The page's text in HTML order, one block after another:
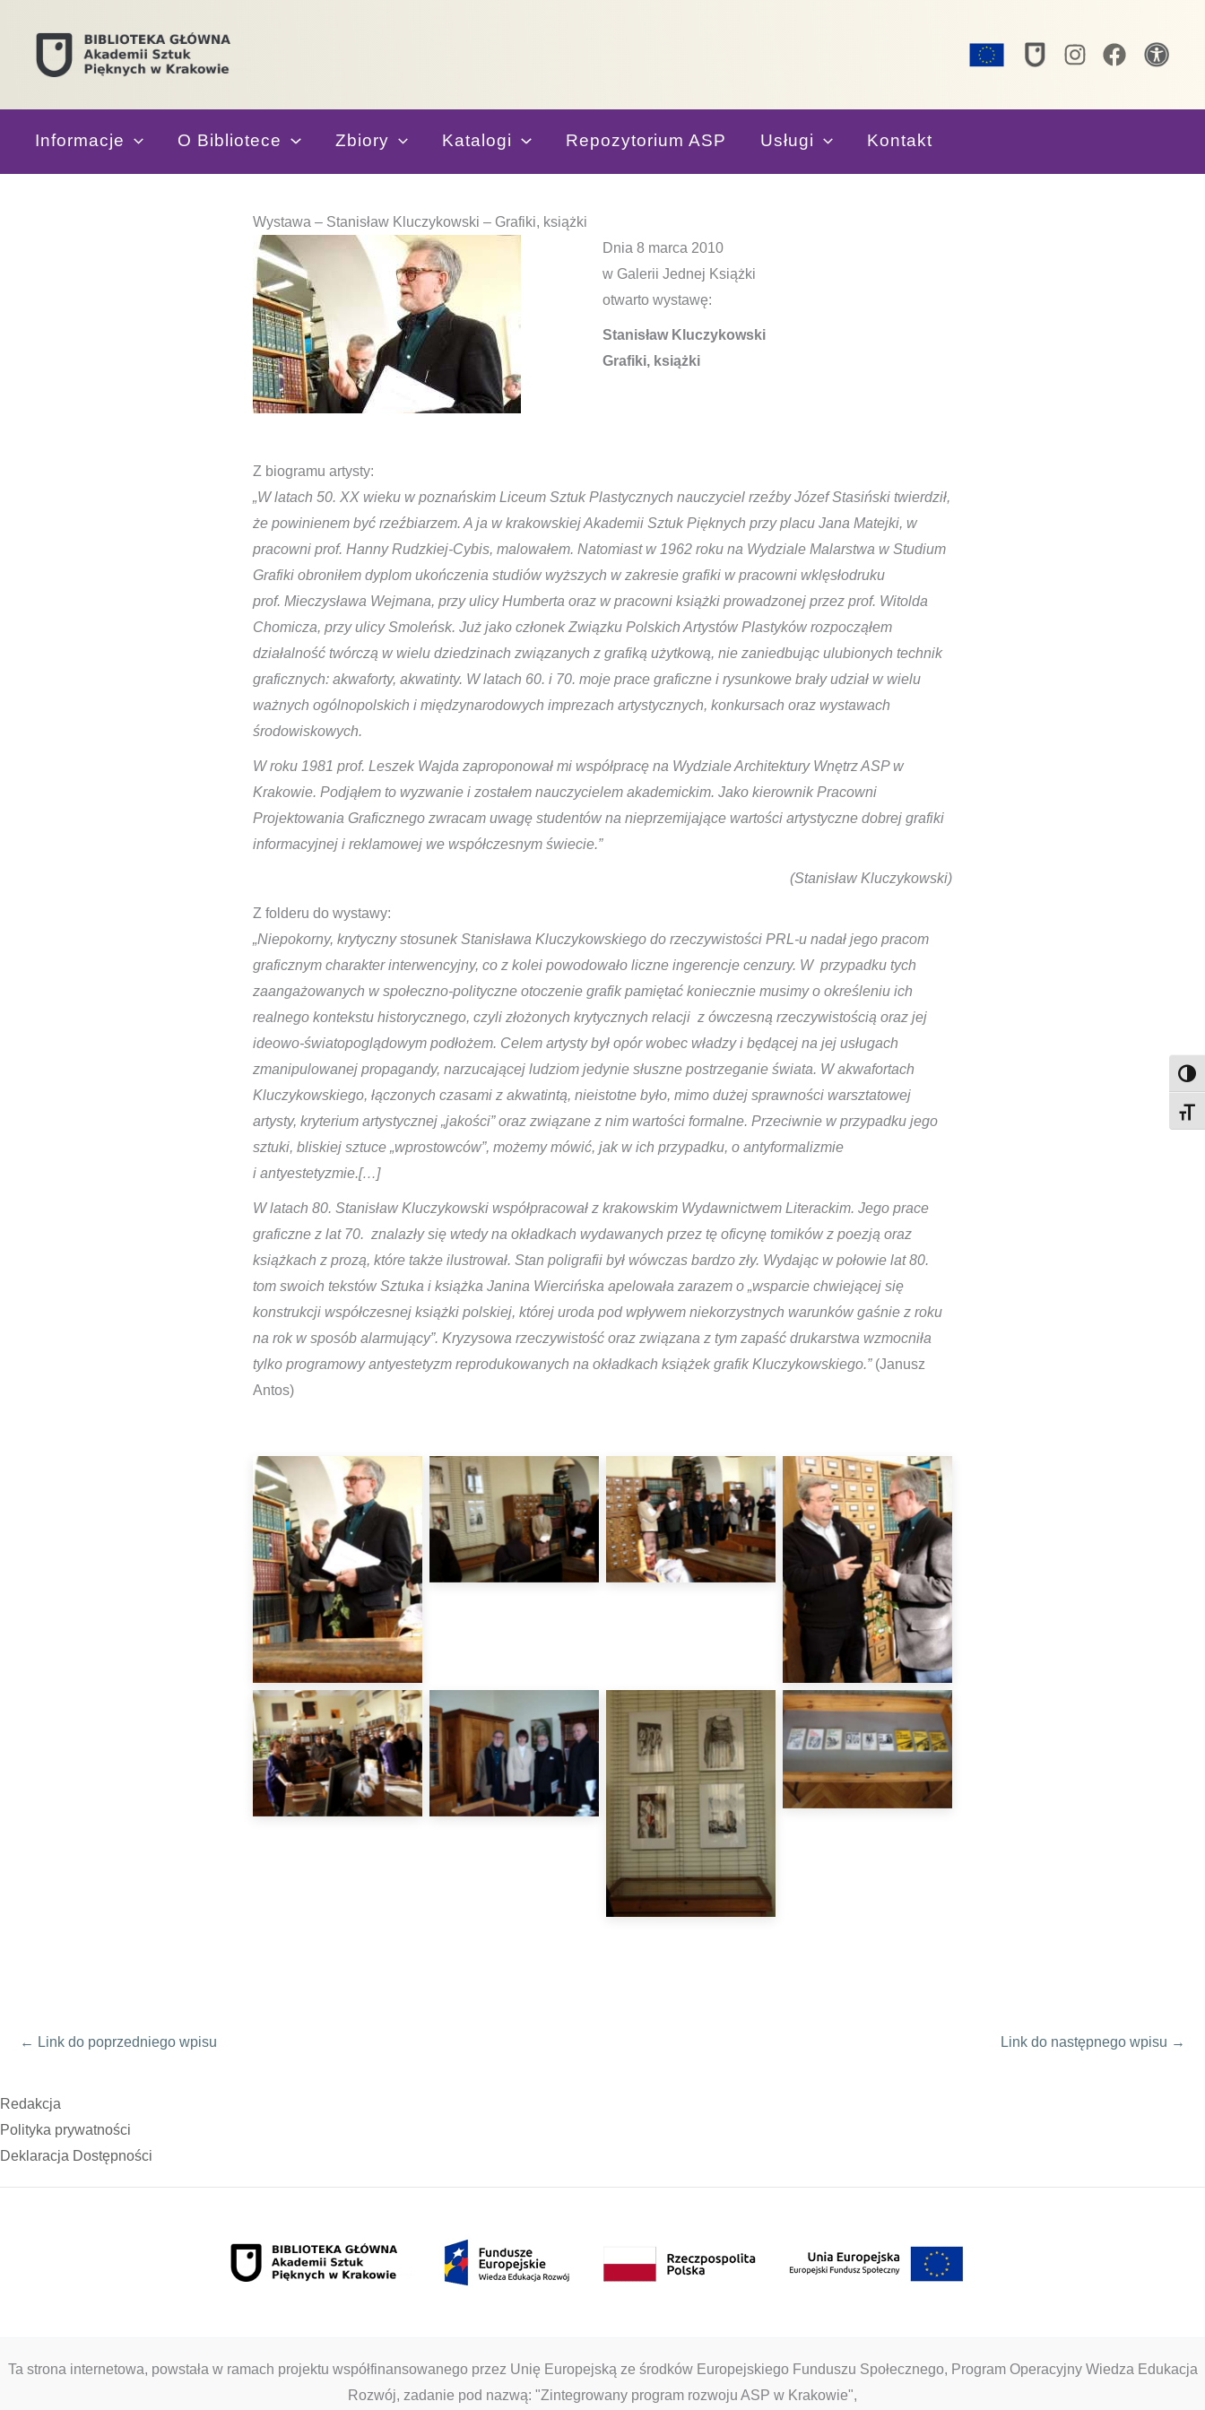
Informacje O Bibliotece Zbiory Katalogi Repozytorium ASP Usługi Kontakt
Wystawa – Stanisław Kluczykowski – Grafiki, książki
Dnia 8 marca 2010
w Galerii Jednej Książki
otwarto wystawę:
Stanisław Kluczykowski
Grafiki, książki
Z biogramu artysty:
„W latach 50. XX wieku w poznańskim Liceum Sztuk Plastycznych nauczyciel rzeźby Józef Stasiński twierdził,
że powinienem być rzeźbiarzem. A ja w krakowskiej Akademii Sztuk Pięknych przy placu Jana Matejki, w
pracowni prof. Hanny Rudzkiej-Cybis, malowałem. Natomiast w 1962 roku na Wydziale Malarstwa w Studium
Grafiki obroniłem dyplom ukończenia studiów wyższych w zakresie grafiki w pracowni wklęsłodruku
prof. Mieczysława Wejmana, przy ulicy Humberta oraz w pracowni książki prowadzonej przez prof. Witolda
Chomicza, przy ulicy Smoleńsk. Już jako członek Związku Polskich Artystów Plastyków rozpocząłem
działalność twórczą w wielu dziedzinach związanych z grafiką użytkową, nie zaniedbując ulubionych technik
graficznych: akwaforty, akwatinty. W latach 60. i 70. moje prace graficzne i rysunkowe brały udział w wielu
ważnych ogólnopolskich i międzynarodowych imprezach artystycznych, konkursach oraz wystawach
środowiskowych.
W roku 1981 prof. Leszek Wajda zaproponował mi współpracę na Wydziale Architektury Wnętrz ASP w
Krakowie. Podjąłem to wyzwanie i zostałem nauczycielem akademickim. Jako kierownik Pracowni
Projektowania Graficznego zwracam uwagę studentów na nieprzemijające wartości artystyczne dobrej grafiki
informacyjnej i reklamowej we współczesnym świecie.”
(Stanisław Kluczykowski)
Z folderu do wystawy:
„Niepokorny, krytyczny stosunek Stanisława Kluczykowskiego do rzeczywistości PRL-u nadał jego pracom
graficznym charakter interwencyjny, co z kolei powodowało liczne ingerencje cenzury. W przypadku tych
zaangażowanych w społeczno-polityczne otoczenie grafik pamiętać koniecznie musimy o określeniu ich
realnego kontekstu historycznego, czyli złożonych krytycznych relacji z ówczesną rzeczywistością oraz jej
ideowo-światopoglądowym podłożem. Celem artysty był opór wobec władzy i będącej na jej usługach
zmanipulowanej propagandy, narzucającej ludziom jedynie słuszne postrzeganie świata. W akwafortach
Kluczykowskiego, łączonych czasami z akwatintą, nieistotne było, mimo dużej sprawności warsztatowej
artysty, kryterium artystycznej „jakości” oraz związane z nim wartości formalne. Przeciwnie w przypadku jego
sztuki, bliskiej sztuce „wprostowców”, możemy mówić, jak w ich przypadku, o antyformalizmie
i antyestetyzmie.[…]
W latach 80. Stanisław Kluczykowski współpracował z krakowskim Wydawnictwem Literackim. Jego prace
graficzne z lat 70. znalazły się wtedy na okładkach wydawanych przez tę oficynę tomików z poezją oraz
książkach z prozą, które także ilustrował. Stan poligrafii był wówczas bardzo zły. Wydając w połowie lat 80.
tom swoich tekstów Sztuka i książka Janina Wiercińska apelowała zarazem o „wsparcie chwiejącej się
konstrukcji współczesnej książki polskiej, której uroda pod wpływem niekorzystnych warunków gaśnie z roku
na rok w sposób alarmujący”. Kryzysowa rzeczywistość oraz związana z tym zapaść drukarstwa wzmocniła
tylko programowy antyestetyzm reprodukowanych na okładkach książek grafik Kluczykowskiego.” (Janusz
Antos)
← Link do poprzedniego wpisu Link do następnego wpisu →
Redakcja
Polityka prywatności
Deklaracja Dostępności
Ta strona internetowa, powstała w ramach projektu współfinansowanego przez Unię Europejską ze środków Europejskiego Funduszu Społecznego, Program Operacyjny Wiedza Edukacja
Rozwój, zadanie pod nazwą: "Zintegrowany program rozwoju ASP w Krakowie",